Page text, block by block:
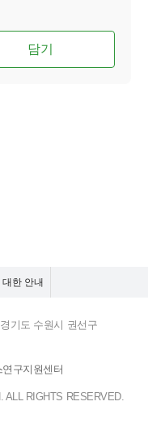
담기
한 안내
기도 수원시 권선구
구지원센터
ALL RIGHTS RESERVED.